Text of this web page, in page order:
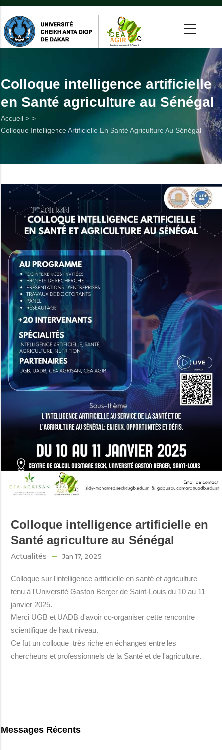
Aller
contenu
principal
Colloque intelligence artificielle
en Santé agriculture au Sénégal
Fil
d'Ariane
Accueil >
Colloque Intelligence Artificielle En Santé Agriculture Au Sénégal
Colloque intelligence artificielle en
Santé agriculture au Sénégal
Actualités Jan 17, 2025
Colloque sur l'intelligence artificielle en santé et agriculture
tenu à l'Université Gaston Berger de Saint-Louis du 10 au 11
janvier 2025.
Merci UGB et UADB d'avoir co-organiser cette rencontre
scientifique de haut niveau.
Ce fut un colloque très riche en échanges entre les
chercheurs et professionnels de la Santé et de l'agriculture.
Messages Récents